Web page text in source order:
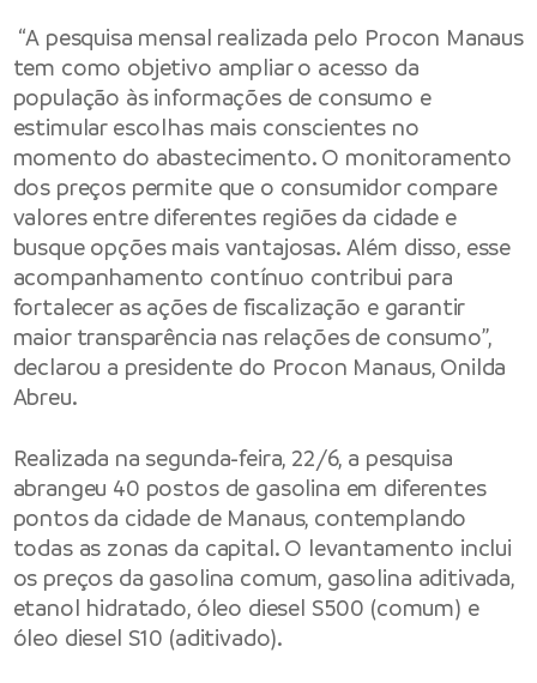
“A pesquisa mensal realizada pelo Procon Manaus
tem como objetivo ampliar o acesso da
população às informações de consumo e
estimular escolhas mais conscientes no
momento do abastecimento. O monitoramento
dos preços permite que o consumidor compare
valores entre diferentes regiões da cidade e
busque opções mais vantajosas. Além disso, esse
acompanhamento contínuo contribui para
fortalecer as ações de fiscalização e garantir
maior transparência nas relações de consumo”,
declarou a presidente do Procon Manaus, Onilda
Abreu.
Realizada na segunda-feira, 22/6, a pesquisa
abrangeu 40 postos de gasolina em diferentes
pontos da cidade de Manaus, contemplando
todas as zonas da capital. O levantamento inclui
os preços da gasolina comum, gasolina aditivada,
etanol hidratado, óleo diesel S500 (comum) e
óleo diesel S10 (aditivado).